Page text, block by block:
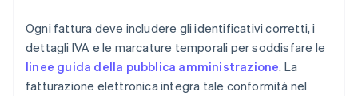
Ogni fattura deve includere gli identificativi corretti, i
dettagli IVA e le marcature temporali per soddisfare le
linee guida della pubblica amministrazione. La
fatturazione elettronica integra tale conformità nel